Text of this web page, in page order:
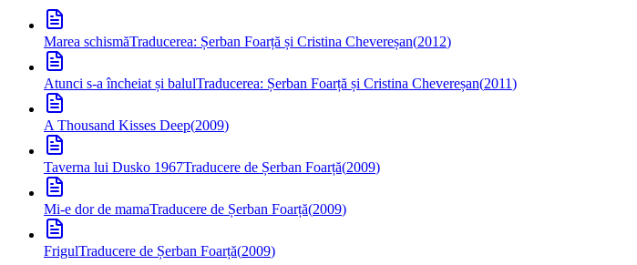
Marea schismăTraducerea: Șerban Foarță și Cristina Chevereșan(2012)
Atunci s-a încheiat și balulTraducerea: Șerban Foarță și Cristina Chevereșan(2011)
A Thousand Kisses Deep(2009)
Taverna lui Dusko 1967Traducere de Șerban Foarță(2009)
Mi-e dor de mamaTraducere de Șerban Foarță(2009)
FrigulTraducere de Șerban Foarță(2009)